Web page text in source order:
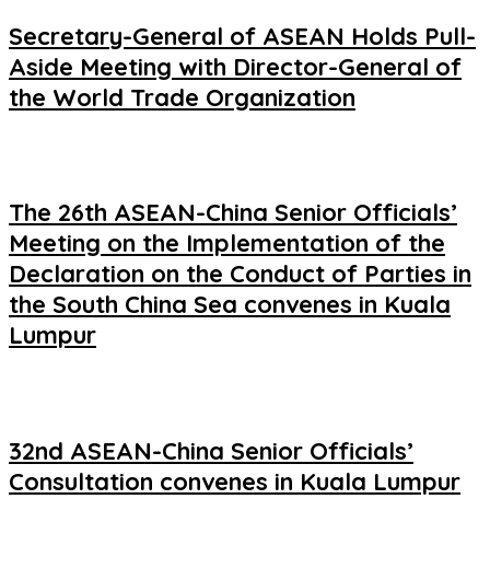
Secretary-General of ASEAN Holds Pull-
Aside Meeting with Director-General of
the World Trade Organization
The 26th ASEAN-China Senior Officials’
Meeting on the Implementation of the
Declaration on the Conduct of Parties in
the South China Sea convenes in Kuala
Lumpur
32nd ASEAN-China Senior Officials’
Consultation convenes in Kuala Lumpur